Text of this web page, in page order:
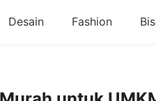
Desain Fashion